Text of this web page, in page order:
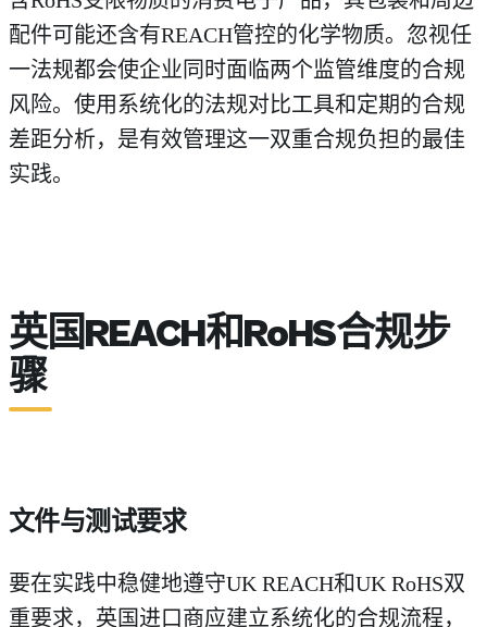
配件可能还含有REACH管控的化学物质。忽视任
一法规都会使企业同时面临两个监管维度的合规
风险。使用系统化的法规对比工具和定期的合规
差距分析，是有效管理这一双重合规负担的最佳
实践。
英国REACH和RoHS合规步
骤
文件与测试要求
要在实践中稳健地遵守UK REACH和UK RoHS双
重要求，英国进口商应建立系统化的合规流程，